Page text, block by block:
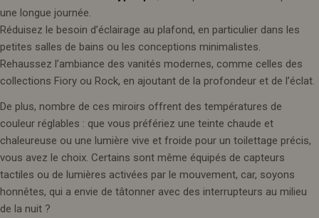
une longue journée.
Réduisez le besoin d’éclairage au plafond, en particulier dans les
petites salles de bains ou les conceptions minimalistes.
Rehaussez l’ambiance des vanités modernes, comme celles des
collections Fiory ou Rock, en ajoutant de la profondeur et de l’éclat.
De plus, nombre de ces miroirs offrent des températures de
couleur réglables : que vous préfériez une teinte chaude et
chaleureuse ou une lumière vive et froide pour un toilettage précis,
vous avez le choix. Certains sont même équipés de capteurs
tactiles ou de lumières activées par le mouvement, car, soyons
honnêtes, qui a envie de tâtonner avec des interrupteurs au milieu
de la nuit ?